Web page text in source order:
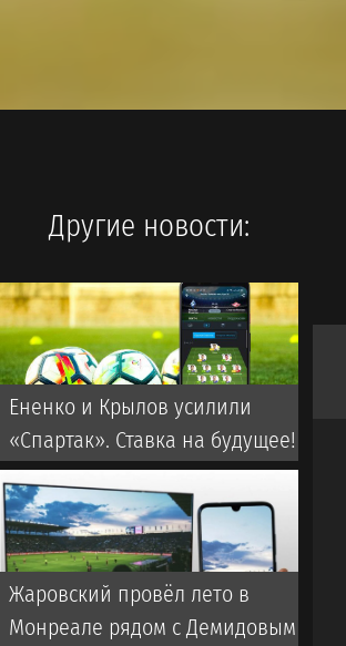
Другие новости:
Ененко и Крылов усилили
«Спартак». Ставка на будущее!
Жаровский провёл лето в
Монреале рядом с Демидовым